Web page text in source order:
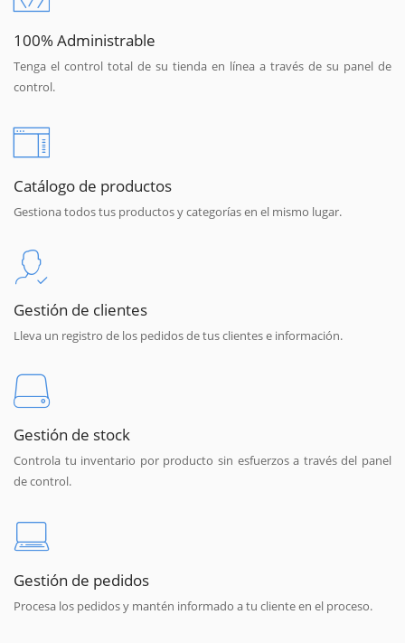
100% Administrable
Tenga el control total de su tienda en línea a través de su panel de
control.
Catálogo de productos
Gestiona todos tus productos y categorías en el mismo lugar.
Gestión de clientes
Lleva un registro de los pedidos de tus clientes e información.
Gestión de stock
Controla tu inventario por producto sin esfuerzos a través del panel
de control.
Gestión de pedidos
Procesa los pedidos y mantén informado a tu cliente en el proceso.